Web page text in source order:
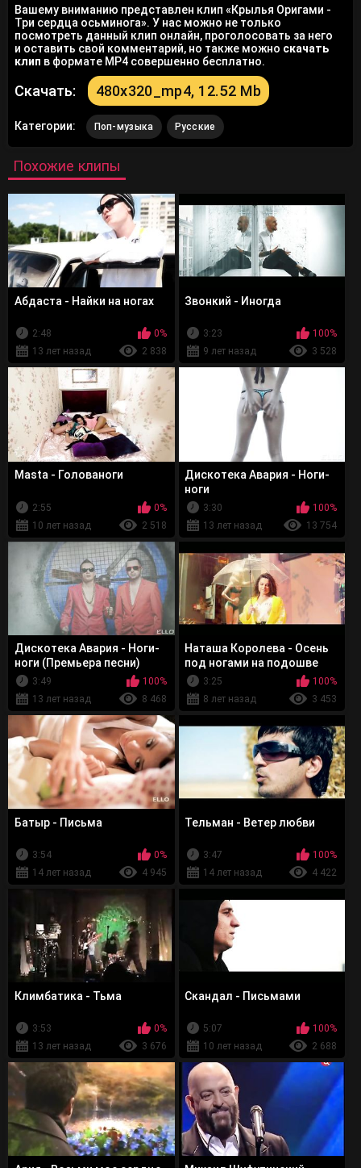
Вашему вниманию представлен клип «Крылья Оригами -
Три сердца осьминога». У нас можно не только
посмотреть данный клип онлайн, проголосовать за него
и оставить свой комментарий, но также можно скачать
клип в формате MP4 совершенно бесплатно.
Скачать: 480x320_mp4, 12.52 Mb
Категории: Поп-музыка Русские
Похожие клипы
Абдаста - Найки на ногах
2:48
0%
13 лет назад
2 838
Звонкий - Иногда
3:23
100%
9 лет назад
3 528
Masta - Голованоги
2:55
0%
10 лет назад
2 518
Дискотека Авария - Ноги-
ноги
3:30
100%
13 лет назад
13 754
Дискотека Авария - Ноги-
ноги (Премьера песни)
3:49
100%
13 лет назад
8 468
Наташа Королева - Осень
под ногами на подошве
3:25
100%
8 лет назад
3 453
Батыр - Письма
3:54
0%
14 лет назад
4 945
Тельман - Ветер любви
3:47
100%
14 лет назад
4 422
Климбатика - Тьма
3:53
0%
13 лет назад
3 676
Скандал - Письмами
5:07
100%
10 лет назад
2 688